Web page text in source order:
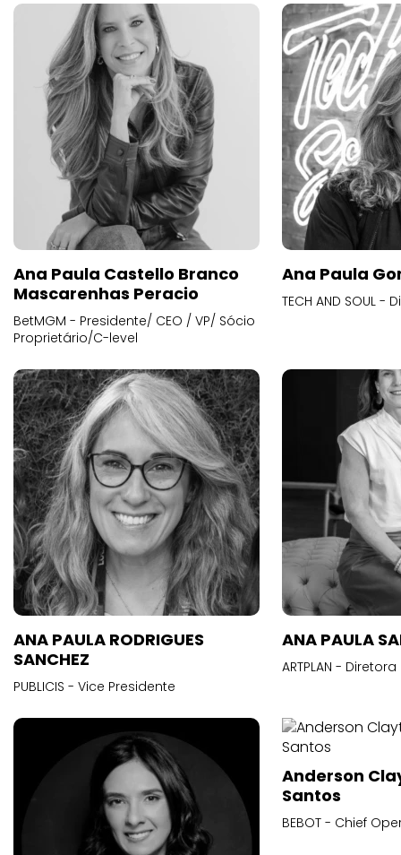
Ana Paula Castello Branco
Mascarenhas Peracio
BetMGM - Presidente/ CEO / VP/ Sócio
Proprietário/C-level
Ana Paula
TECH AND SOUL
ANA PAULA RODRIGUES
SANCHEZ
PUBLICIS - Vice Presidente
ANA PAULA
ARTPLAN -
Anderson
Santos
BEBOT - Chief